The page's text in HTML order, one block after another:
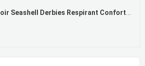
Mocassin Vernis Noir Seashell Derbies Respirant Confortable Cuir Véritable Femme